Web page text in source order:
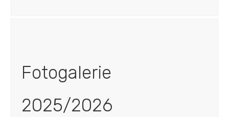
Fotogalerie
2025/2026